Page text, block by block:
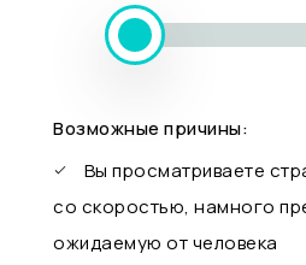
Возможные причины:
Вы просматриваете
со скоростью, намного
ожидаемую от человека